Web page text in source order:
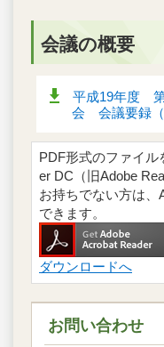
会議の概要
平成19年度
会 会議要録（
PDF形式のファイル
er DC（旧Adobe
お持ちでない方は、
できます。
ダウンロードへ
お問い合わせ